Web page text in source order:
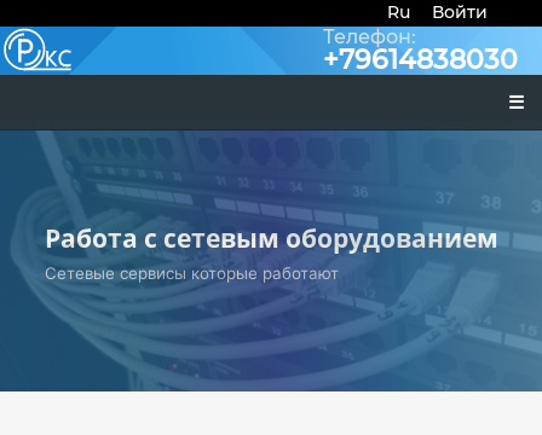
Войти
Ru
Телефон:
+79614838030
☰
Работа с сетевым оборудованием
Сетевые сервисы которые работают